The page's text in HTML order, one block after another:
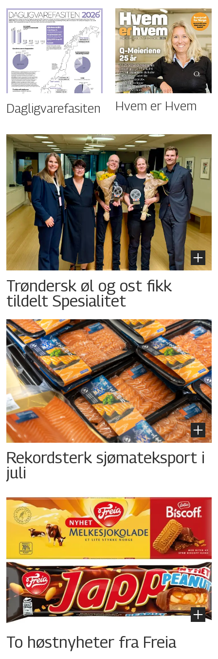
Dagligvarefasiten Hvem er Hvem
Trøndersk øl og ost fikk
tildelt Spesialitet
Rekordsterk sjømateksport i
juli
To høstnyheter fra Freia